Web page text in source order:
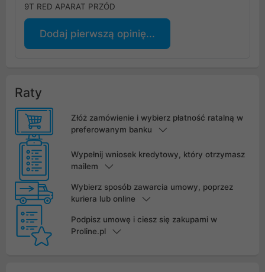
9T RED APARAT PRZÓD
Dodaj pierwszą opinię...
Raty
Złóż zamówienie i wybierz płatność ratalną w
preferowanym banku
Wypełnij wniosek kredytowy, który otrzymasz
mailem
Wybierz sposób zawarcia umowy, poprzez
kuriera lub online
Podpisz umowę i ciesz się zakupami w
Proline.pl